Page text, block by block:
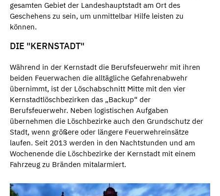
gesamten Gebiet der Landeshauptstadt am Ort des
Geschehens zu sein, um unmittelbar Hilfe leisten zu
können.
DIE "KERNSTADT"
Während in der Kernstadt die Berufsfeuerwehr mit ihren
beiden Feuerwachen die alltägliche Gefahrenabwehr
übernimmt, ist der Löschabschnitt Mitte mit den vier
Kernstadtlöschbezirken das „Backup“ der
Berufsfeuerwehr. Neben logistischen Aufgaben
übernehmen die Löschbezirke auch den Grundschutz der
Stadt, wenn größere oder längere Feuerwehreinsätze
laufen. Seit 2013 werden in den Nachtstunden und am
Wochenende die Löschbezirke der Kernstadt mit einem
Fahrzeug zu Bränden mitalarmiert.